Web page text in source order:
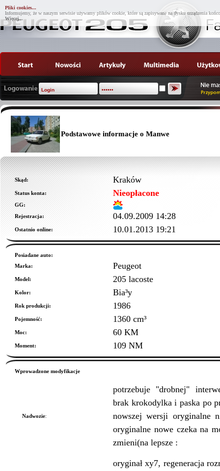
Pliki cookies...
Informujemy, że w naszym serwisie używamy plików cookie, które są zapisywane na dysku urządzenia
Więcej...
Podstawowe informacje o Manwe
Skąd: Kraków
Status konta: Nieopłacone
GG:
Rejestracja:
04.09.2009 14:28
Ostatnio online: 10.01.2013 19:21
Posiadane auto:
Marka:
Peugeot
Model: 205 lacoste
Kolor: Bia³y
Rok produkcji: 1986
Pojemność: 1360 cm³
Moc: 60 KM
Moment: 109 NM
Wprowadzone modyfikacje
Nadwozie:
potrzebuje "drobnej"
brak krokodylka i paska po
nowszej wersji oryginalne
oryginalne nowe czeka na
zmieni(na lepsze :
oryginał xy7, regeneracja